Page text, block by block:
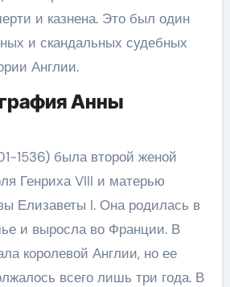
и казнена. Это был один
и скандальных судебных
Англии.
Анны
1536) была второй женой
Генриха VIII и матерью
Елизаветы I. Она родилась в
и выросла во Франции. В
королевой Англии, но ее
всего лишь три года. В